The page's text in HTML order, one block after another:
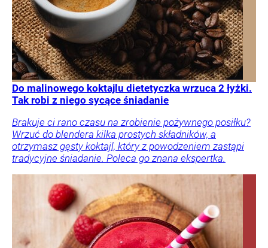
Do malinowego koktajlu dietetyczka wrzuca 2 łyżki.
Tak robi z niego sycące śniadanie
Brakuje ci rano czasu na zrobienie pożywnego posiłku?
Wrzuć do blendera kilka prostych składników, a
otrzymasz gęsty koktajl, który z powodzeniem zastąpi
tradycyjne śniadanie. Poleca go znana ekspertka.